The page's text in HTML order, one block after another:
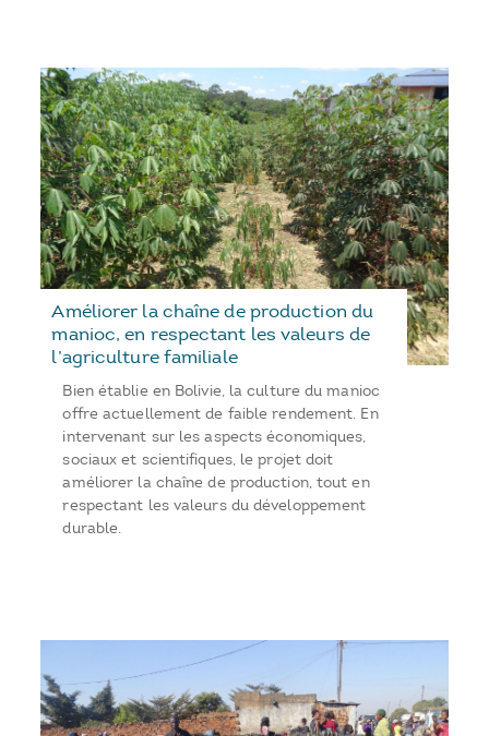
Améliorer la chaîne de production du
manioc, en respectant les valeurs de
l’agriculture familiale
Bien établie en Bolivie, la culture du manioc
offre actuellement de faible rendement. En
intervenant sur les aspects économiques,
sociaux et scientifiques, le projet doit
améliorer la chaîne de production, tout en
respectant les valeurs du développement
durable.